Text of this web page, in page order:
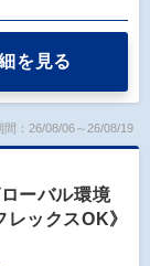
を見る
間：26/08/06～26/08/19
ーバル環境
ックスOK》